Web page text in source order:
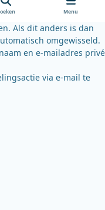
k
y
Menu
Als dit anders is dan
omgewisseld.
en e-mailadres privé
via e-mail te